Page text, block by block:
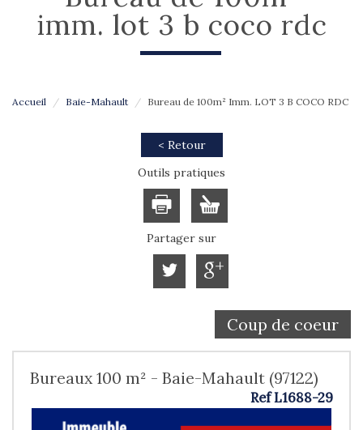
imm. lot 3 b coco rdc
Accueil Baie-Mahault Bureau de 100m² Imm. LOT 3 B COCO RDC
< Retour
Outils pratiques
Partager sur
Coup de coeur
Bureaux 100 m² - Baie-Mahault (97122)
Ref L1688-29